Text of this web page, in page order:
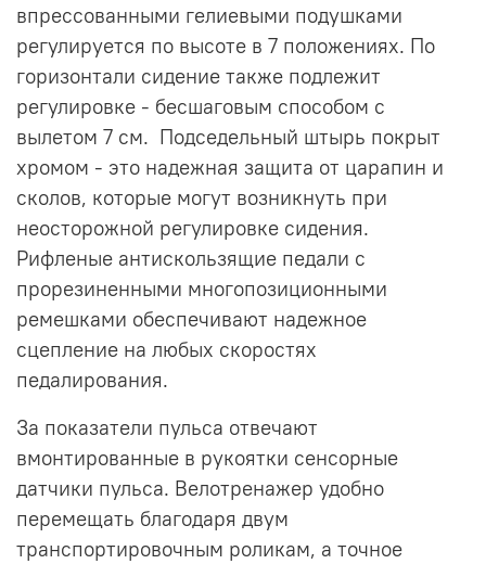
впрессованными гелиевыми подушками
регулируется по высоте в 7 положениях. По
горизонтали сидение также подлежит
регулировке - бесшаговым способом с
вылетом 7 см. Подседельный штырь покрыт
хромом - это надежная защита от царапин и
сколов, которые могут возникнуть при
неосторожной регулировке сидения.
Рифленые антискользящие педали с
прорезиненными многопозиционными
ремешками обеспечивают надежное
сцепление на любых скоростях
педалирования.
За показатели пульса отвечают
вмонтированные в рукоятки сенсорные
датчики пульса. Велотренажер удобно
перемещать благодаря двум
транспортировочным роликам, а точное